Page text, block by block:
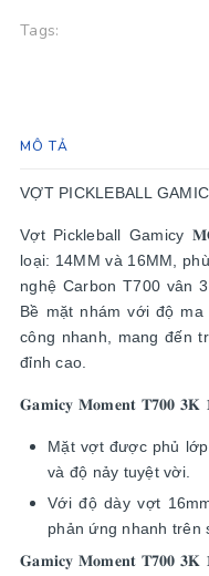
Tags:
MÔ TẢ
VỢT PICKLEBALL
Vợt Pickleball Gamicy
loại: 14MM và 16MM,
nghệ Carbon T700 vân
Bề mặt nhám với độ
công nhanh, mang đến
đỉnh cao.
𝐆𝐚𝐦𝐢𝐜𝐲 𝐌𝐨𝐦𝐞𝐧𝐭 𝐓𝟕𝟎𝟎
Mặt vợt được phủ
và độ nảy tuyệt vời.
Với độ dày vợt
phản ứng nhanh trên
𝐆𝐚𝐦𝐢𝐜𝐲 𝐌𝐨𝐦𝐞𝐧𝐭 𝐓𝟕𝟎𝟎